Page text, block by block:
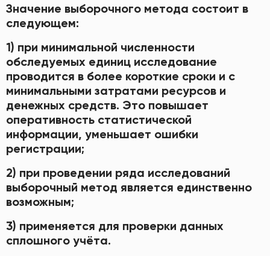
Значение выборочного метода состоит в
следующем:
1) при минимальной численности
обследуемых единиц исследование
проводится в более короткие сроки и с
минимальными затратами ресурсов и
денежных средств. Это повышает
оперативность статистической
информации, уменьшает ошибки
регистрации;
2) при проведении ряда исследований
выборочный метод является единственно
возможным;
3) применяется для проверки данных
сплошного учёта.